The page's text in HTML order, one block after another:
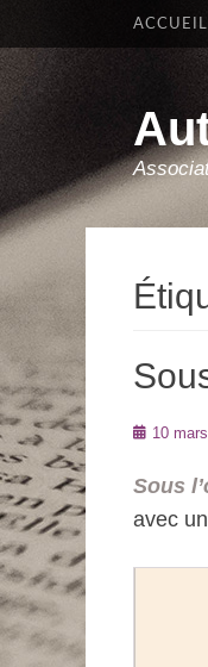
Aller
ACCUEIL
Posté
10
Sous
avec